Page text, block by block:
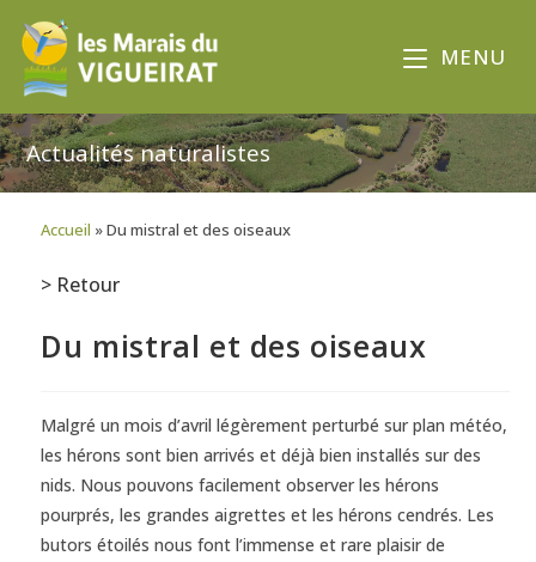
MENU
Actualités naturalistes
Accueil »Du mistral et des oiseaux
> Retour
Du mistral et des oiseaux
Malgré un mois d’avril légèrement perturbé sur plan météo,
les hérons sont bien arrivés et déjà bien installés sur des
nids. Nous pouvons facilement observer les hérons
pourprés, les grandes aigrettes et les hérons cendrés. Les
butors étoilés nous font l’immense et rare plaisir de